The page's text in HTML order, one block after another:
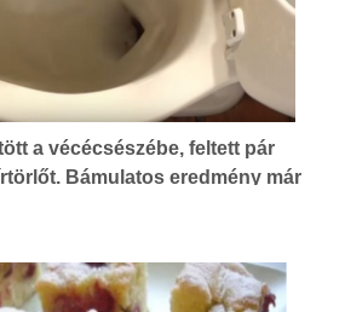
a vécécsészébe, feltett pár
Bámulatos eredmény már